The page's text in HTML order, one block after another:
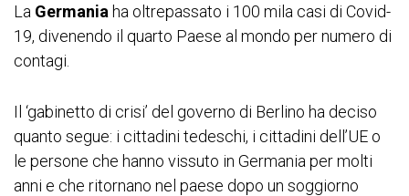
La Germania ha oltrepassato i 100 mila casi di Covid-
19, divenendo il quarto Paese al mondo per numero di
contagi.
Il ‘gabinetto di crisi’ del governo di Berlino ha deciso
quanto segue: i cittadini tedeschi, i cittadini dell’UE o
le persone che hanno vissuto in Germania per molti
anni e che ritornano nel paese dopo un soggiorno